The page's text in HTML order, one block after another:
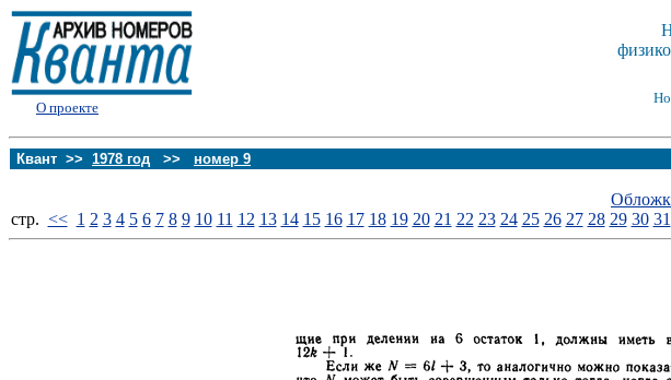
О проекте
Квант >> 1978 год >> номер 9
стp. << 1 2 3 4 5 6 7 8 9 10 11 12 13 14 15 16 17 18 19 20 21 22 23 24 25 26 27 28 29 30 31